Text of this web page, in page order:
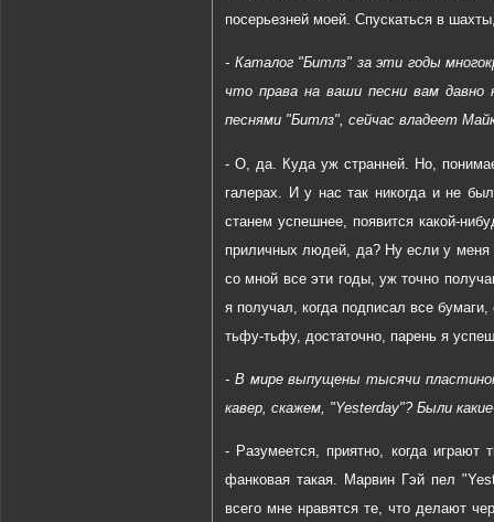
посерьезней моей. Спускаться в
- Каталог "Битлз" за эти годы
что права на ваши песни вам давно
песнями "Битлз", сейчас владеет
- О, да. Куда уж странней. Но,
галерах. И у нас так никогда и не
станем успешнее, появится какой-
приличных людей, да? Ну если у меня
со мной все эти годы, уж точно
я получал, когда подписал все
тьфу-тьфу, достаточно, парень я
- В мире выпущены тысячи
кавер, скажем, "Yesterday"? Были
- Разумеется, приятно, когда
фанковая такая. Марвин Гэй пел
всего мне нравятся те, что делают